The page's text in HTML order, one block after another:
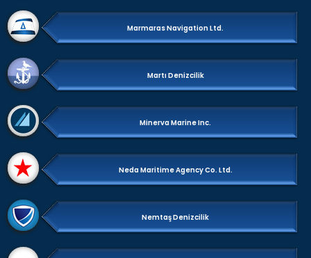
Marmaras Navigation Ltd.
Martı Denizcilik
Minerva Marine Inc.
Neda Maritime Agency Co. Ltd.
Nemtaş Denizcilik